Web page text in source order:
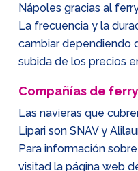
Nápoles gracias al
La frecuencia y la
cambiar dependiendo
subida de los precios
Compañías de
Las navieras que
Lipari son SNAV y
Para información
visitad la página web